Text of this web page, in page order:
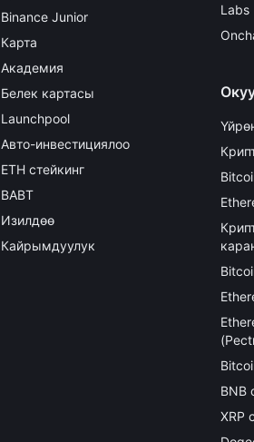
Binance Junior
Карта
Академия
Белек картасы
Launchpool
Авто-инвестициялоо
ETH стейкинг
BABT
Изилдөө
Кайрымдуулук
Labs
BNB
XRP